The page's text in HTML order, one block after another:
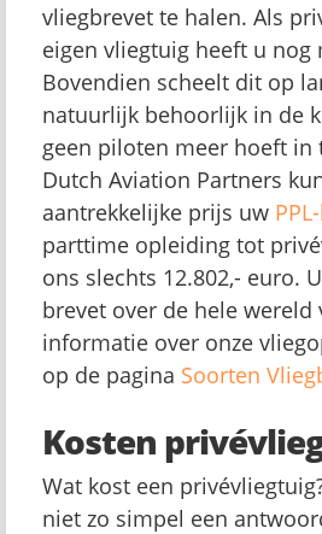
vliegbrevet te halen. Als
eigen vliegtuig heeft u nog
Bovendien scheelt dit op
natuurlijk behoorlijk in de
geen piloten meer hoeft in
Dutch Aviation Partners
aantrekkelijke prijs uw
parttime opleiding tot
ons slechts 12.802,- euro.
brevet over de hele wereld
informatie over onze
op de pagina Soorten
Kosten
Wat kost een
niet zo simpel een